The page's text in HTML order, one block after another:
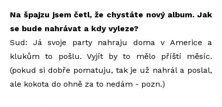
Na špajzu jsem četl, že chystáte nový album. Jak
se bude nahrávat a kdy vyleze?
Sud: Já svoje party nahraju doma v Americe a
klukům to pošlu. Vyjít by to mělo příští měsíc.
(pokud si dobře pomatuju, tak je už nahrál a poslal,
ale kokota do ohně za to nedám - pozn.)